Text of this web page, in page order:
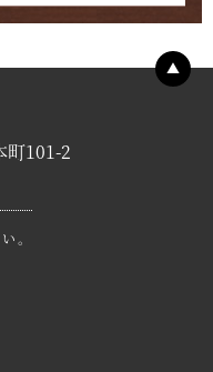
▲
町101-2
。